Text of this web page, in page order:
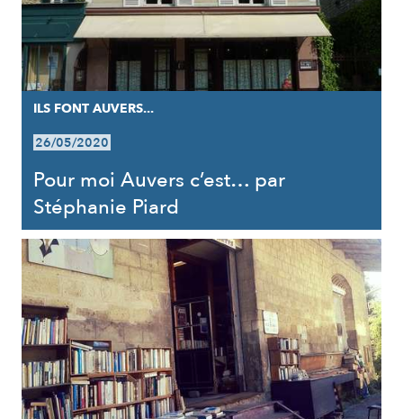
ILS FONT AUVERS...
26/05/2020
Pour moi Auvers c’est… par
Stéphanie Piard